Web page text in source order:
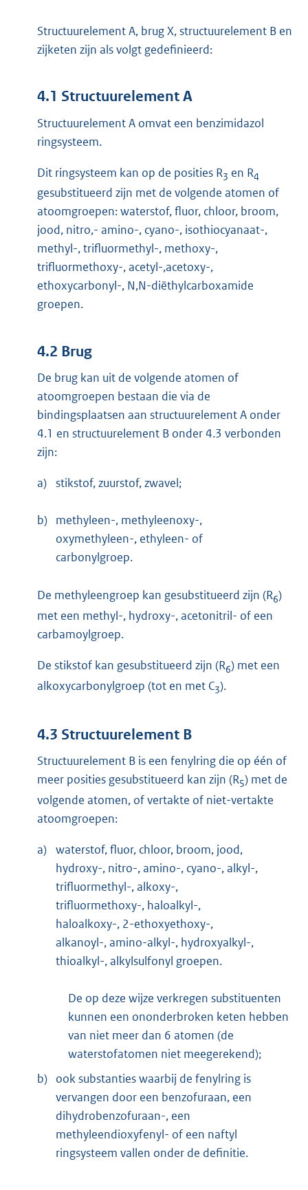
Structuurelement A, brug X, structuurelement B en
zijketen zijn als volgt gedefinieerd:
4.1 Structuurelement A
Structuurelement A omvat een benzimidazol
ringsysteem.
Dit ringsysteem kan op de posities R3 en R4
gesubstitueerd zijn met de volgende atomen of
atoomgroepen: waterstof, fluor, chloor, broom,
jood, nitro,- amino-, cyano-, isothiocyanaat-,
methyl-, trifluormethyl-, methoxy-,
trifluormethoxy-, acetyl-,acetoxy-,
ethoxycarbonyl-, N,N-diëthylcarboxamide
groepen.
4.2 Brug
De brug kan uit de volgende atomen of
atoomgroepen bestaan die via de
bindingsplaatsen aan structuurelement A onder
4.1 en structuurelement B onder 4.3 verbonden
zijn:
a) stikstof, zuurstof, zwavel;
b) methyleen-, methyleenoxy-,
oxymethyleen-, ethyleen- of
carbonylgroep.
De methyleengroep kan gesubstitueerd zijn (R6)
met een methyl-, hydroxy-, acetonitril- of een
carbamoylgroep.
De stikstof kan gesubstitueerd zijn (R6) met een
alkoxycarbonylgroep (tot en met C3).
4.3 Structuurelement B
Structuurelement B is een fenylring die op één of
meer posities gesubstitueerd kan zijn (R5) met de
volgende atomen, of vertakte of niet-vertakte
atoomgroepen:
a) waterstof, fluor, chloor, broom, jood,
hydroxy-, nitro-, amino-, cyano-, alkyl-,
trifluormethyl-, alkoxy-,
trifluormethoxy-, haloalkyl-,
haloalkoxy-, 2-ethoxyethoxy-,
alkanoyl-, amino-alkyl-, hydroxyalkyl-,
thioalkyl-, alkylsulfonyl groepen.
De op deze wijze verkregen substituenten
kunnen een ononderbroken keten hebben
van niet meer dan 6 atomen (de
waterstofatomen niet meegerekend);
b) ook substanties waarbij de fenylring is
vervangen door een benzofuraan, een
dihydrobenzofuraan-, een
methyleendioxyfenyl- of een naftyl
ringsysteem vallen onder de definitie.